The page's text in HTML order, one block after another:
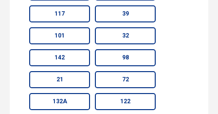
117 39
101 32
142 98
21 72
132А 122